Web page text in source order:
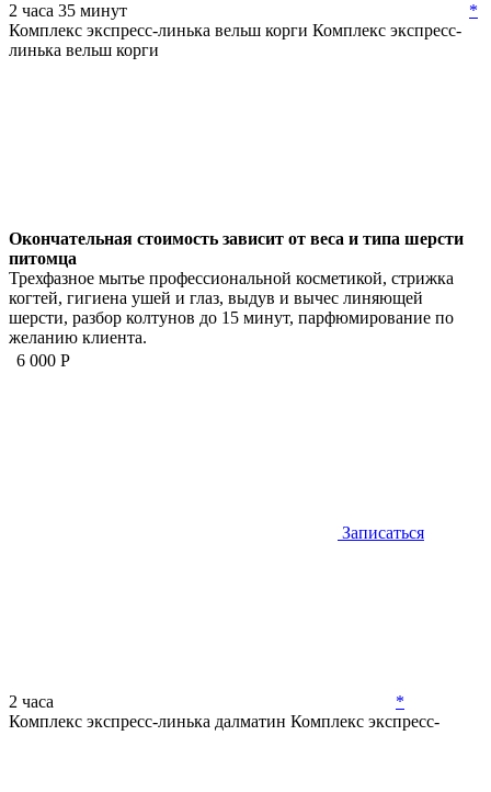
2 часа 35 минут
*
Комплекс экспресс-линька вельш корги Комплекс экспресс-
линька вельш корги
Окончательная стоимость зависит от веса и типа шерсти
питомца
Трехфазное мытье профессиональной косметикой, стрижка
когтей, гигиена ушей и глаз, выдув и вычес линяющей
шерсти, разбор колтунов до 15 минут, парфюмирование по
желанию клиента.
6 000 Р
Записаться
2 часа
*
Комплекс экспресс-линька далматин Комплекс экспресс-